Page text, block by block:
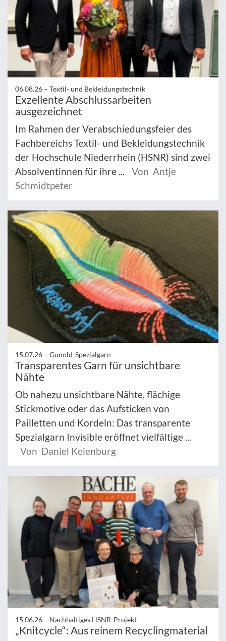
06.08.26 – Textil- und Bekleidungstechnik
Exzellente Abschlussarbeiten
ausgezeichnet
Im Rahmen der Verabschiedungsfeier des
Fachbereichs Textil- und Bekleidungstechnik
der Hochschule Niederrhein (HSNR) sind zwei
Absolventinnen für ihre ...
Von Antje
Schmidtpeter
15.07.26 – Gunold-Spezialgarn
Transparentes Garn für unsichtbare
Nähte
Ob nahezu unsichtbare Nähte, flächige
Stickmotive oder das Aufsticken von
Pailletten und Kordeln: Das transparente
Spezialgarn Invisible eröffnet vielfältige ...
Von Daniel Keienburg
15.06.26 – Nachhaltiges HSNR-Projekt
„Knitcycle“: Aus reinem Recyclingmaterial